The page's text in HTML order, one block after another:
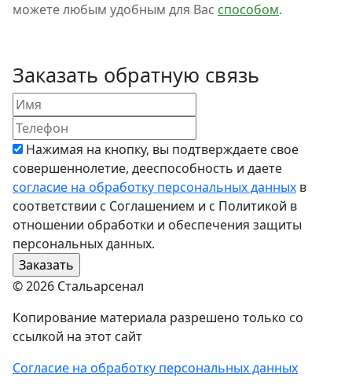
можете любым удобным для Вас способом.
Заказать обратную связь
Нажимая на кнопку, вы подтверждаете свое
совершеннолетие, дееспособность и даете
согласие на обработку персональных данных в
соответствии с Соглашением и с Политикой в
отношении обработки и обеспечения защиты
персональных данных.
© 2026 Стальарсенал
Копирование материала разрешено только со
ссылкой на этот сайт
Согласие на обработку персональных данных